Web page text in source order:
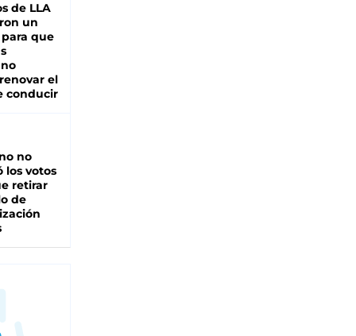
de LLA
un
que
el
conducir
no
los votos
retirar
de